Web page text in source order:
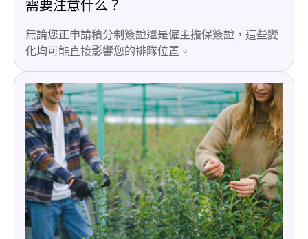
需要注意什么？
無論您正申請積分制簽證還是僱主擔保簽證，這些變
化均可能直接影響您的排隊位置。